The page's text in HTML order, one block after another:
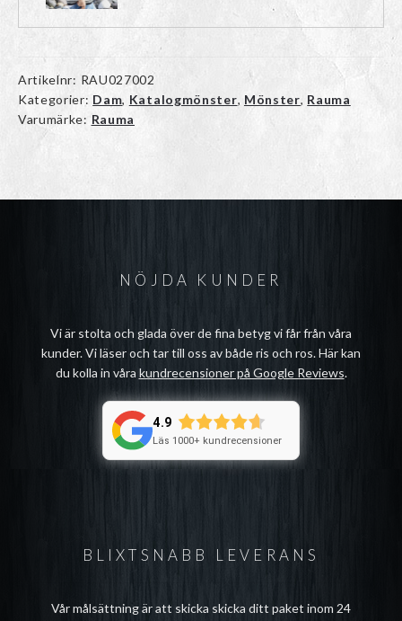
Artikelnr: RAU027002
Kategorier: Dam, Katalogmönster, Mönster, Rauma
Varumärke: Rauma
BLIXTSNABB LEVERANS
Vår målsättning är att skicka skicka ditt paket inom 24
NÖJDA KUNDER
Vi är stolta och glada över de fina betyg vi får från våra
kunder. Vi läser och tar till oss av både ris och ros. Här kan
du kolla in våra kundrecensioner på Google Reviews.
4.9
Läs 1000+ kundrecensioner